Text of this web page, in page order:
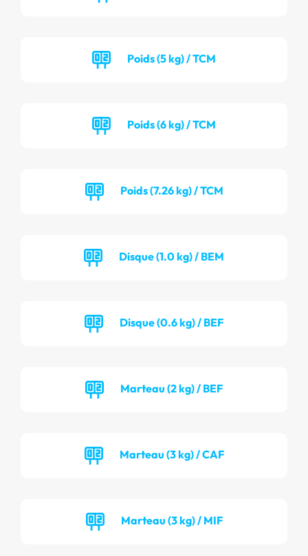
Poids (5 kg) / TCM
Poids (6 kg) / TCM
Poids (7.26 kg) / TCM
Disque (1.0 kg) / BEM
Disque (0.6 kg) / BEF
Marteau (2 kg) / BEF
Marteau (3 kg) / CAF
Marteau (3 kg) / MIF